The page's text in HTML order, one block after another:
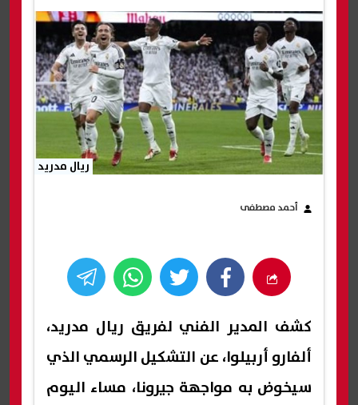
ريال مدريد
أحمد مصطفى
كشف المدير الفني لفريق ريال مدريد،
ألفارو أربيلوا، عن التشكيل الرسمي الذي
سيخوض به مواجهة جيرونا، مساء اليوم